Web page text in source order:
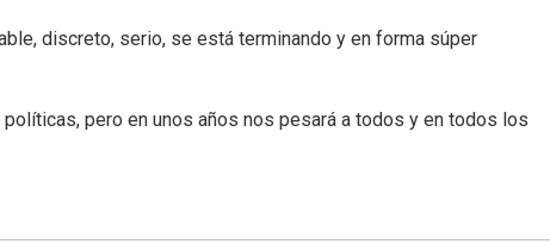
discreto, serio, se está terminando y en forma súper
pero en unos años nos pesará a todos y en todos los